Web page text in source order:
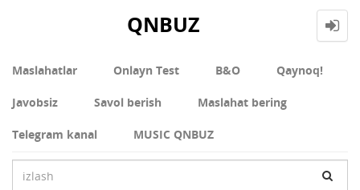
QNBUZ
Maslahatlar Onlayn Test В&О Qaynoq!
Javobsiz Savol berish Maslahat bering
Telegram kanal MUSIC QNBUZ